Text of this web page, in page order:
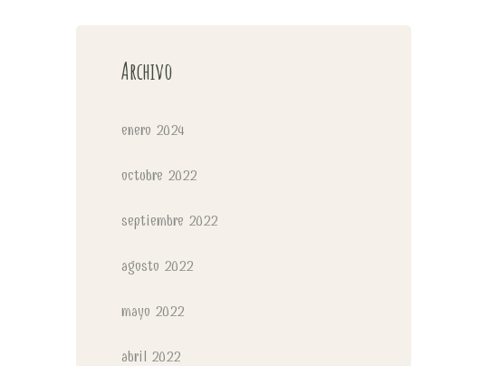
Archivo
enero 2024
octubre 2022
septiembre 2022
agosto 2022
mayo 2022
abril 2022